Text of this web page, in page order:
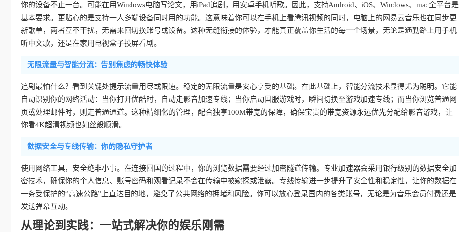
你的设备不止一台。可能在用Windows电脑写论文，用iPad追剧，用安卓手机听歌。因此，支持Android、iOS、Windows、mac全平台是
基本要求。更贴心的是支持一人多端设备同时用的功能。这意味着你可以在手机上看腾讯视频的同时，电脑上的网易云音乐也在同步更
新歌单，两者互不干扰，无需来回切换账号或设备。这种无缝衔接的体验，才能真正覆盖你生活的每一个场景，无论是通勤路上用手机
听中文歌，还是在家用电视盒子投屏看剧。
无限流量与智能分流：告别焦虑的畅快体验
追剧最怕什么？看到关键处提示流量用尽或限速。稳定的无限流量是安心享受的基础。在此基础上，智能分流技术显得尤为聪明。它能
自动识别你的网络活动：当你打开优酷时，自动走影音加速专线；当你启动国服游戏时，瞬间切换至游戏加速专线；而当你浏览普通网
页或处理邮件时，则走普通通道。这种精细化的管理，配合独享100M带宽的保障，确保宝贵的带宽资源永远优先分配给影音游戏，让
你看4K超清视频也如丝般顺滑。
数据安全与专线传输：你的隐私守护者
使用网络工具，安全绝非小事。在连接回国的过程中，你的浏览数据需要经过加密隧道传输。专业加速器会采用银行级别的数据安全加
密技术，确保你的个人信息、账号密码和观看记录不会在传输中被窥探或泄露。专线传输进一步提升了安全性和稳定性，让你的数据在
一条受保护的“高速公路”上直达目的地，避免了公共网络的拥堵和风险。你可以放心登录国内的各类账号，无论是为音乐会员付费还是
发送弹幕互动。
从理论到实践：一站式解决你的娱乐刚需